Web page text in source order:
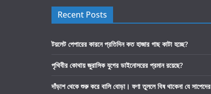
Recent Posts
টয়লেট পেপারের কারনে প্রতিদিন কত হাজার গাছ কাটা হচ্ছে?
পৃথিবীর কোথায় জুরাসিক যুগের ডাইনোসরের প্রমান রয়েছে?
দাঁড়াশ থেকে শুরু করে বালি বোড়া। ফণা তুললে বিষ থাকেনা যে সাপেদের